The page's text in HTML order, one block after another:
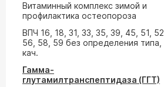
Витаминный комплекс зимой и
профилактика остеопороза
ВПЧ 16, 18, 31, 33, 35, 39, 45, 51, 52,
56, 58, 59 без определения типа,
кач.
Гамма-
глутамилтранспептидаза (ГГТ)